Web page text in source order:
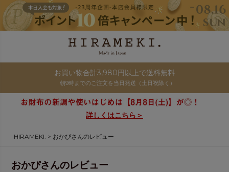
お買い物合計3,980円以上で送料無料
朝9時までのご注文を当日発送（土日祝除く）
詳しくはこちら＞
HIRAMEKI. おかぴさんのレビュー
おかぴさんのレビュー